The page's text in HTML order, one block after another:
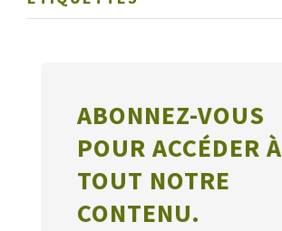
ABONNEZ-VOUS
POUR ACCÉDER À
TOUT NOTRE
CONTENU.